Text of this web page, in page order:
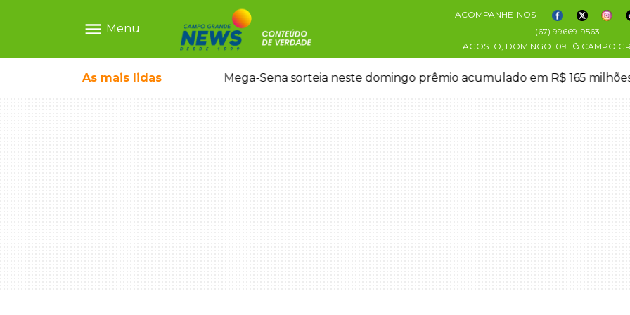
menu Menu
ACOMPANHE-NOS
(67) 99669-9563
AGOSTO, DOMINGO 09 CAMPO
As mais lidas Mega-Sena sorteia neste domingo prêmio acumulado em R$ 165